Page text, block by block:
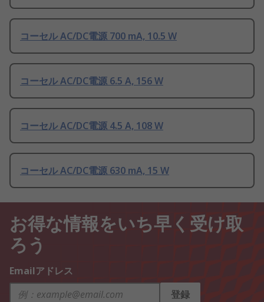
コーセル AC/DC電源 700 mA, 10.5 W
コーセル AC/DC電源 6.5 A, 156 W
コーセル AC/DC電源 4.5 A, 108 W
コーセル AC/DC電源 630 mA, 15 W
お得な情報をいち早く受け取
ろう
Emailアドレス
登録